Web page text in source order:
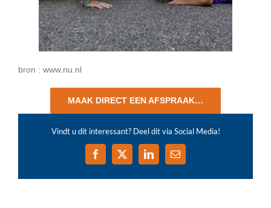
bron : www.nu.nl
MAAK DIRECT EEN AFSPRAAK…
Vindt u dit interessant? Deel dit via Social Media!
Facebook
X LinkedIn
E-